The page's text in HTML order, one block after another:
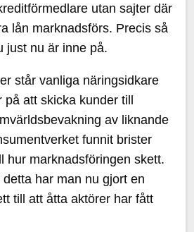
utan sajter där
lån marknadsförs. Precis så
just nu är inne på.
står vanliga näringsidkare
att skicka kunder till
av liknande
funnit brister
hur marknadsföringen skett.
har man nu gjort en
till att åtta aktörer har fått